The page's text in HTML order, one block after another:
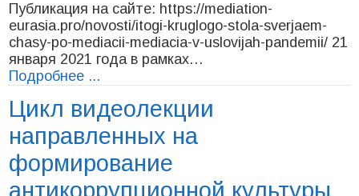
Публикация на сайте: https://mediation-
eurasia.pro/novosti/itogi-kruglogo-stola-sverjaem-
chasy-po-mediacii-mediacia-v-uslovijah-pandemii/ 21
января 2021 года в рамках…
Подробнее ...
Цикл видеолекции
направленных на
формирование
антикоррупционной культуры